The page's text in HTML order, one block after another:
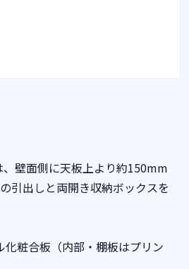
、壁面側に天板上より約150mm
引出しと両開き収納ボックスを
粧合板（内部・棚板はプリン